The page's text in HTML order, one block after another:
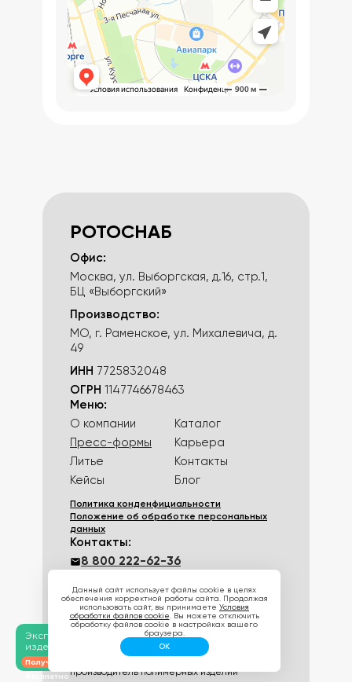
РОТОСНАБ
Офис:
Москва, ул. Выборгская, д.16, стр.1,
БЦ «Выборгский»
Производство:
МО, г. Раменское, ул. Михалевича, д.
49
ИНН 7725832048
ОГРН 1147746678463
Меню:
О компании
Пресс-формы
Литье
Кейсы
Каталог
Карьера
Контакты
Блог
Политика конденфициальности
Положение об обработке персональных
данных
Контакты:
8 800 222-62-36
Соц.сети:
© 2026 Ротоснаб - поставщик пресс-форм и
производитель полимерных изделий
Данный сайт использует файлы cookie в целях
обеспечения корректной работы сайта. Продолжая
использовать сайт, вы принимаетеУсловия
обработки файлов cookie . Вы можете отключить
обработку файлов cookie в настройках вашего
браузера.
ОК
Эксперсс-аудит
изделия по чертежу
Получить аудит
бесплатно